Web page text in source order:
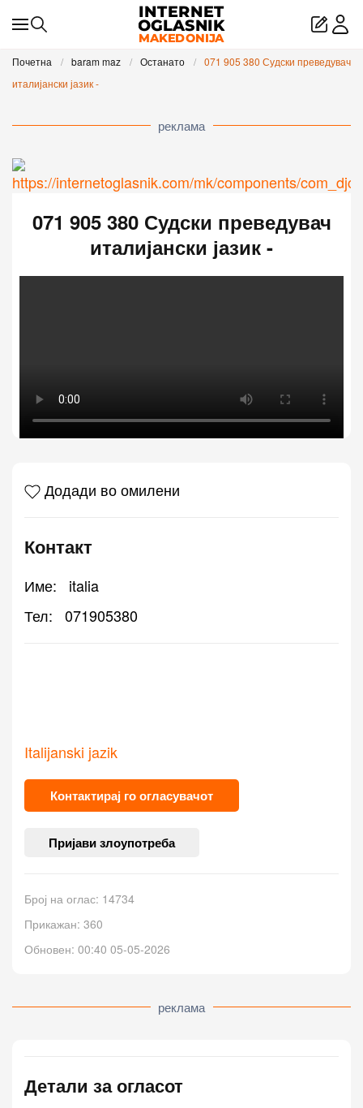
Skip to main content
Почетна baram maz Останато
071 905 380 Судски преведувач
италијански јазик -
реклама
071 905 380 Судски преведувач
италијански јазик -
Додади во омилени
Контакт
Име:
italia
Тел:
071905380
Italijanski jazik
Контактирај го огласувачот
Пријави злоупотреба
Број на оглас: 14734
Прикажан: 360
Обновен: 00:40 05-05-2026
реклама
Детали за огласот